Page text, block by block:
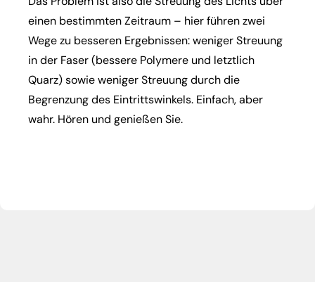
einen bestimmten Zeitraum – hier führen zwei
Wege zu besseren Ergebnissen: weniger Streuung
in der Faser (bessere Polymere und letztlich
Quarz) sowie weniger Streuung durch die
Begrenzung des Eintrittswinkels. Einfach, aber
wahr. Hören und genießen Sie.